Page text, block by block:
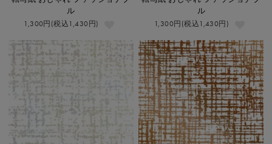
ル
1,300円(税込1,430円)
ル
1,300円(税込1,430円)